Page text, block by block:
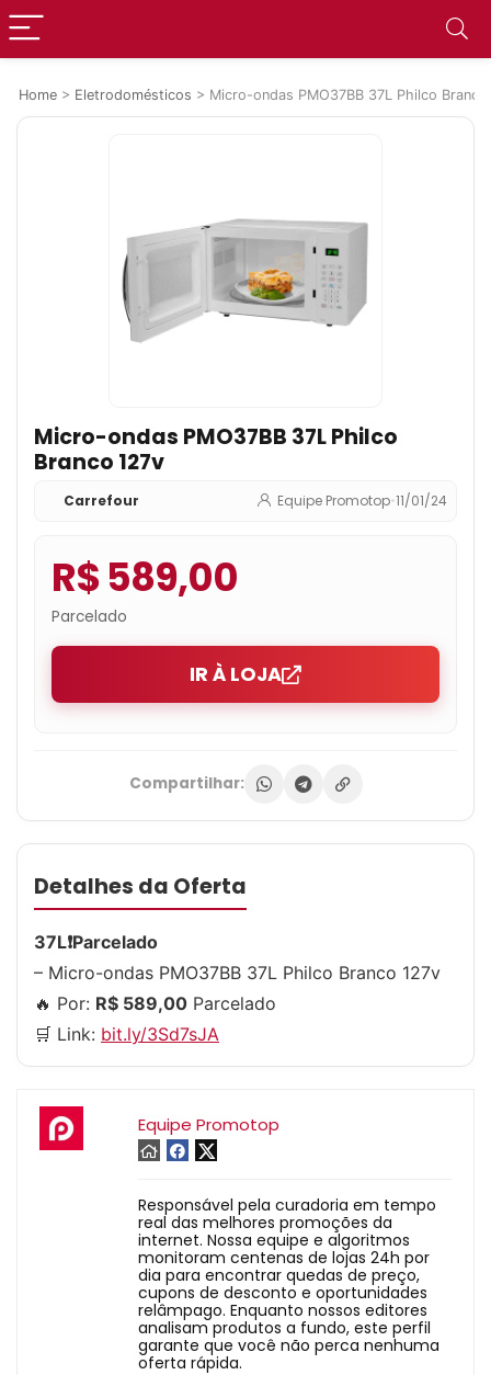
Home > Eletrodomésticos > Micro-ondas PMO37BB 37L Philco Branco
Micro-ondas PMO37BB 37L Philco
Branco 127v
Carrefour Equipe Promotop•11/01/24
R$ 589,00
Parcelado
IR À LOJA
Compartilhar:
Detalhes da Oferta
37L❗️Parcelado
– Micro-ondas PMO37BB 37L Philco Branco 127v
🔥 Por: R$ 589,00 Parcelado
🛒 Link: bit.ly/3Sd7sJA
Equipe Promotop
Responsável pela curadoria em tempo
real das melhores promoções da
internet. Nossa equipe e algoritmos
monitoram centenas de lojas 24h por
dia para encontrar quedas de preço,
cupons de desconto e oportunidades
relâmpago. Enquanto nossos editores
analisam produtos a fundo, este perfil
garante que você não perca nenhuma
oferta rápida.